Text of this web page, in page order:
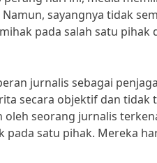
sayangnya tidak
pada salah satu
jurnalis sebagai
secara objektif dan
oleh seorang jurnalis
pada satu pihak. Mereka